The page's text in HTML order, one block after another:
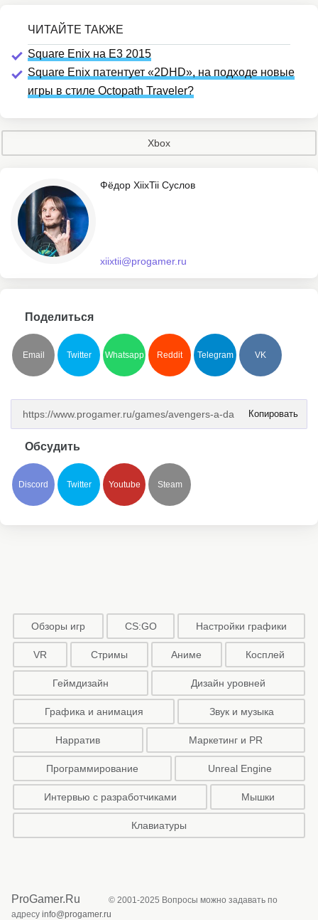
Square Enix на E3 2015
Square Enix патентует «2DHD», на подходе новые
игры в стиле Octopath Traveler?
Xbox
Фёдор XiixTii Суслов
xiixtii@progamer.ru
Поделиться
Email Twitter Whatsapp Reddit Telegram VK
Копировать
Обсудить
Discord Twitter Youtube Steam
Обзоры игр CS:GO Настройки графики
VR Стримы Аниме Косплей
Геймдизайн Дизайн уровней
Графика и анимация Звук и музыка
Нарратив Маркетинг и PR
Программирование Unreal Engine
Интервью с разработчиками Мышки
Клавиатуры
ProGamer.Ru
© 2001-2025 Вопросы можно задавать по
адресу info@progamer.ru